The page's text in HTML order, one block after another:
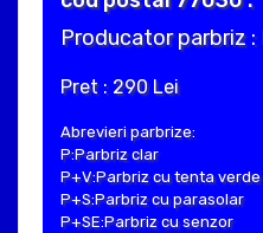
Producator parbriz :
Pret : 290 Lei
Abrevieri parbrize:
P:Parbriz clar
P+V:Parbriz cu tenta verde
P+S:Parbriz cu parasolar
P+SE:Parbriz cu senzor